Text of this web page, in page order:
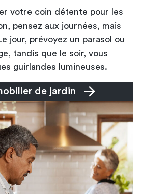
votre coin détente pour les
pensez aux journées, mais
jour, prévoyez un parasol ou
tandis que le soir, vous
guirlandes lumineuses.
de jardin